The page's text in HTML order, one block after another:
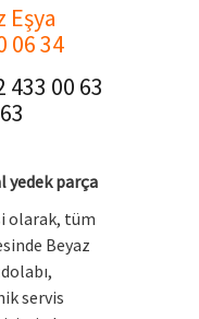
Eşya
06 34
433 00 63
yedek parça
olarak, tüm
Beyaz
servis